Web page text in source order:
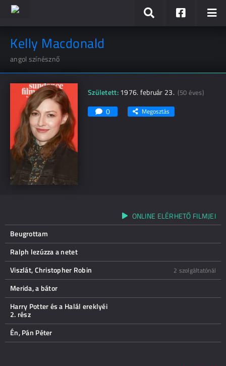
Kelly Macdonald
angol színésznő
Született:1976. február 23.(50 éves)
0 Megosztás
ONLINE ELÉRHETŐ FILMJEI
Beugrottam
Ralph lezúzza a netet
Viszlát, Christopher Robin
2 szolgáltatónál
Merida, a bátor
Harry Potter és a Halál ereklyéi
2. rész
Én, Pán Péter